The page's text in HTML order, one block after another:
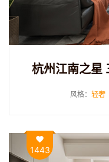
杭州江南之星
风格： 轻奢
1443